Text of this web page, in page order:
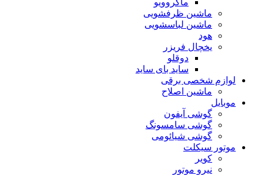
ماشین ظرفشویی
ماشین لباسشویی
هود
یخچال فریزر
دوقلو
ساید بای ساید
لوازم شخصی برقی
ماشین اصلاح
موبایل
گوشی آیفون
گوشی سامسونگ
گوشی شیائومی
موتور سیکلت
کویر
نیرو موتور